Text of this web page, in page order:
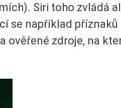
Siri toho zvládá
se například příznaků
ověřené zdroje, na